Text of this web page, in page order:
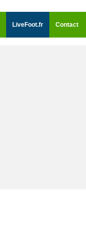
LiveFoot.fr Contact